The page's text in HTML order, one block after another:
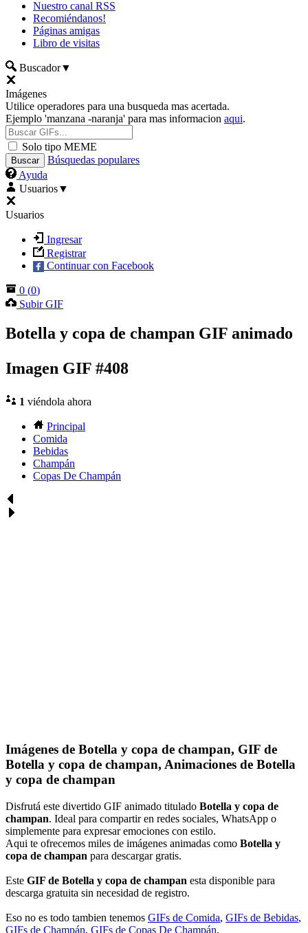
Nuestro canal RSS
Recomiéndanos!
Páginas amigas
Libro de visitas
Buscador▼
Imágenes
Utilice operadores para una busqueda mas acertada.
Ejemplo 'manzana -naranja' para mas informacion aqui.
Solo tipo MEME
Búsquedas populares
Ayuda
Usuarios▼
Usuarios
Ingresar
Registrar
Continuar con Facebook
0 (0)
Subir GIF
Botella y copa de champan GIF animado
Imagen GIF #408
1 viéndola ahora
Principal
Comida
Bebidas
Champán
Copas De Champán
Imágenes de Botella y copa de champan, GIF de
Botella y copa de champan, Animaciones de Botella
y copa de champan
Disfrutá este divertido GIF animado titulado Botella y copa de
champan. Ideal para compartir en redes sociales, WhatsApp o
simplemente para expresar emociones con estilo.
Aqui te ofrecemos miles de imágenes animadas como Botella y
copa de champan para descargar gratis.
Este GIF de Botella y copa de champan esta disponible para
descarga gratuita sin necesidad de registro.
Eso no es todo tambien tenemos GIFs de Comida, GIFs de Bebidas,
GIFs de Champán, GIFs de Copas De Champán.